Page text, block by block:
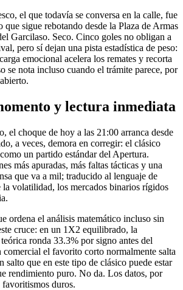
el que todavía se conversa en la calle, fue
que sigue rebotando desde la Plaza de Armas
Garcilaso. Seco. Cinco goles no obligan a
pero sí dejan una pista estadística de peso:
emocional acelera los remates y recorta
se nota incluso cuando el trámite parece, por
y lectura inmediata
el choque de hoy a las 21:00 arranca desde
a veces, demora en corregir: el clásico
un partido estándar del Apertura.
más apuradas, más faltas tácticas y una
que va a mil; traducido al lenguaje de
la volatilidad, los mercados binarios rígidos
ordena el análisis matemático incluso sin
cruce: en un 1X2 equilibrado, la
ronda 33.3% por signo antes del
comercial el favorito corto normalmente salta
salto que en este tipo de clásico puede estar
rendimiento puro. No da. Los datos, por
duros.